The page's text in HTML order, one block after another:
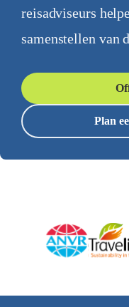
reisadviseurs
samenstellen van
Plan